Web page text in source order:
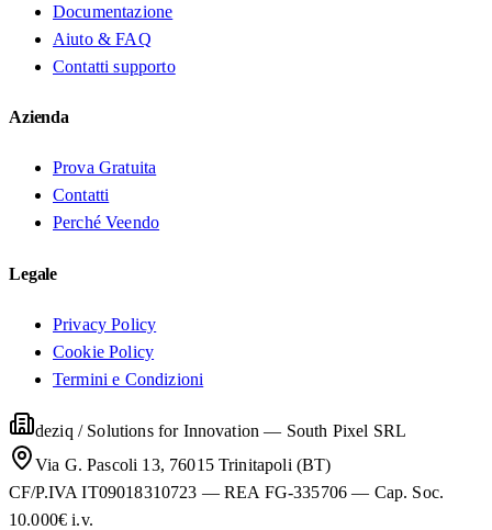
Documentazione
Aiuto & FAQ
Contatti supporto
Azienda
Prova Gratuita
Contatti
Perché Veendo
Legale
Privacy Policy
Cookie Policy
Termini e Condizioni
deziq / Solutions for Innovation — South Pixel SRL
Via G. Pascoli 13, 76015 Trinitapoli (BT)
CF/P.IVA IT09018310723 — REA FG-335706 — Cap. Soc.
10.000€ i.v.